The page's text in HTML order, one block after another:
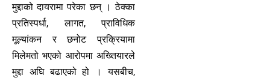
मुद्दाको दायरामा परेका छन् । ठेक्का
प्रतिस्पर्धा, लागत, प्राविधिक
मूल्यांकन र छनोट प्रक्रियामा
मिलेमतो भएको आरोपमा अख्तियारले
मुद्दा अघि बढाएको हो । यसबीच,